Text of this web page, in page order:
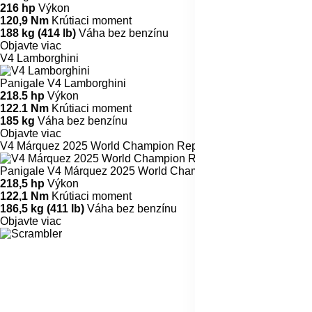
216 hp Výkon
120,9 Nm Krútiaci moment
188 kg (414 lb) Váha bez benzínu
Objavte viac
V4 Lamborghini
Panigale V4 Lamborghini
218.5 hp Výkon
122.1 Nm Krútiaci moment
185 kg Váha bez benzínu
Objavte viac
V4 Márquez 2025 World Champion Replica
Panigale V4 Márquez 2025 World Champion Replica
218,5 hp Výkon
122,1 Nm Krútiaci moment
186,5 kg (411 lb) Váha bez benzínu
Objavte viac